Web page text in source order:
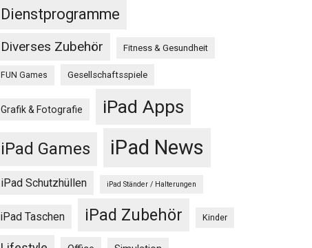
Dienstprogramme
Diverses Zubehör Fitness & Gesundheit
FUN Games Gesellschaftsspiele
Grafik & Fotografie iPad Apps
iPad Games iPad News
iPad Schutzhüllen iPad Ständer / Halterungen
iPad Taschen iPad Zubehör Kinder